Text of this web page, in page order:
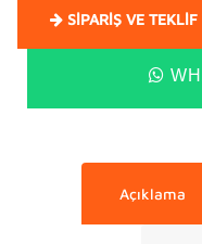
SIPARIŞ VE TEKLIF
Açıklama